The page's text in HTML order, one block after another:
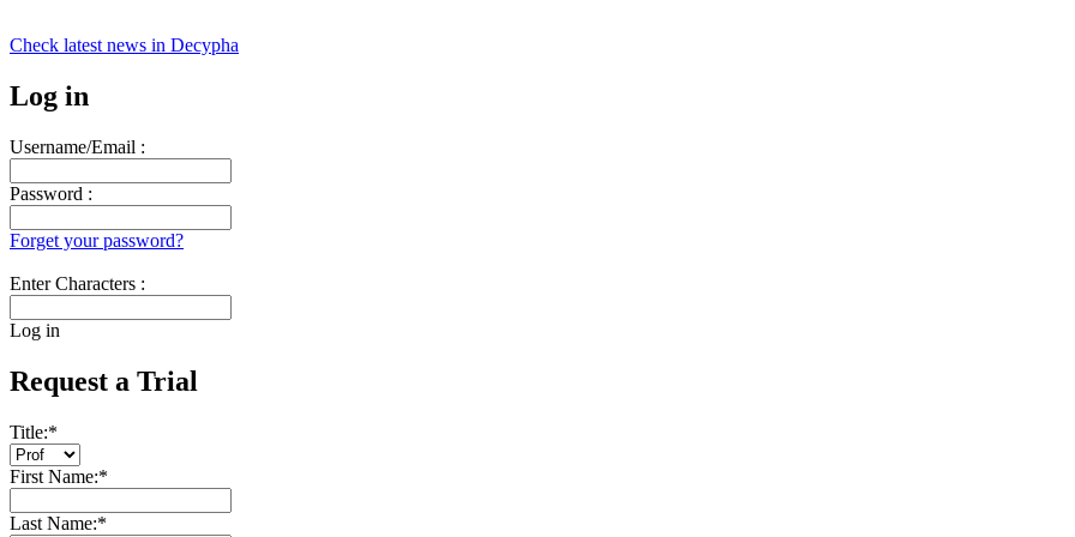
Check latest news in Decypha
Log in
Username/Email :
Password :
Forget your password?
Enter Characters :
Log in
Request a Trial
Title:*
First Name:*
Last Name:*